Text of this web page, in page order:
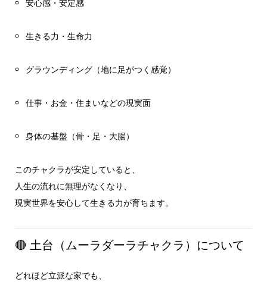
安心感・安定感
生きる力・生命力
グラウンディング（地に足がつく感覚）
仕事・お金・住まいなどの現実面
身体の基盤（骨・足・大腸）
このチャクラが安定していると、
人生の流れに無理がなくなり、
現実世界を安心して生きる力が育ちます。
🔴 土台（ムーラダーラチャクラ）について
どれほど立派な家でも、